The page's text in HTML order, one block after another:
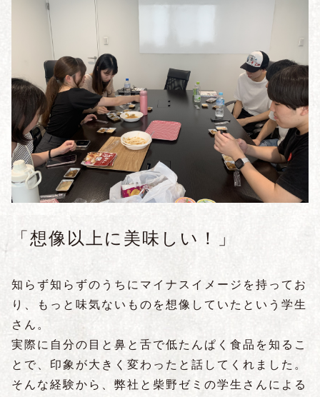
「想像以上に美味しい！」
知らず知らずのうちにマイナスイメージを持ってお
り、もっと味気ないものを想像していたという学生
さん。
実際に自分の目と鼻と舌で低たんぱく食品を知るこ
とで、印象が大きく変わったと話してくれました。
そんな経験から、弊社と柴野ゼミの学生さんによる